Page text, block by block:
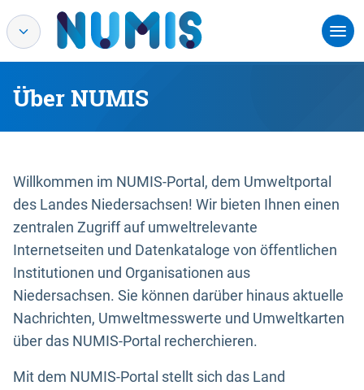
Über NUMIS
Willkommen im NUMIS-Portal, dem Umweltportal
des Landes Niedersachsen! Wir bieten Ihnen einen
zentralen Zugriff auf umweltrelevante
Internetseiten und Datenkataloge von öffentlichen
Institutionen und Organisationen aus
Niedersachsen. Sie können darüber hinaus aktuelle
Nachrichten, Umweltmesswerte und Umweltkarten
über das NUMIS-Portal recherchieren.
Mit dem NUMIS-Portal stellt sich das Land